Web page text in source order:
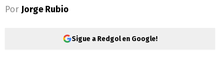
Por Jorge Rubio
Sigue a Redgol en Google!